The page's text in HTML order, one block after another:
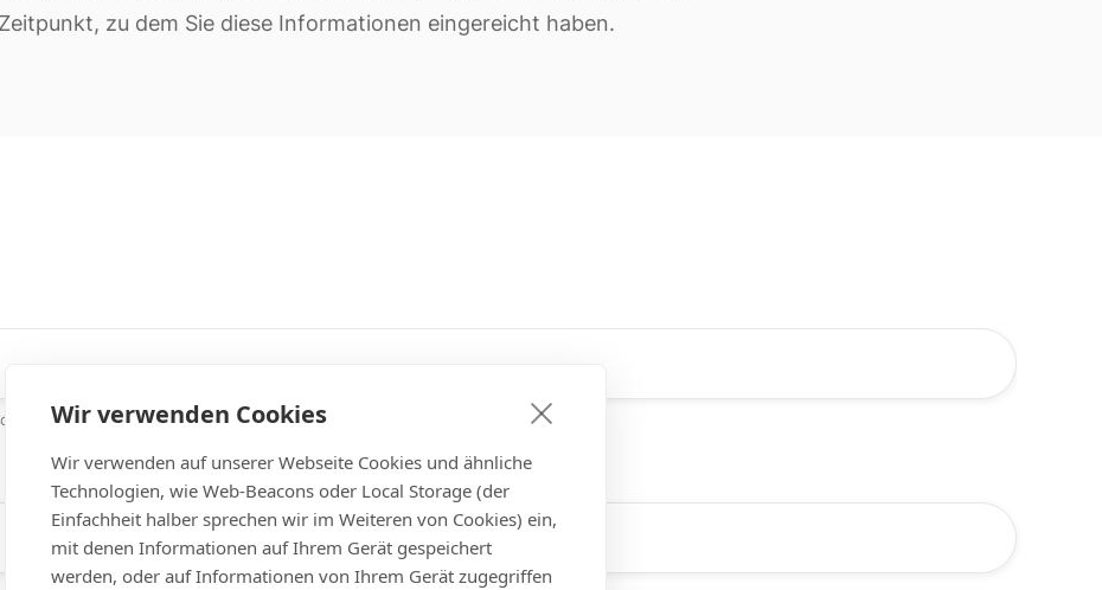
Zeitpunkt, zu dem Sie diese Informationen eingereicht haben.
Format ein: M-AB1234
Wir verwenden Cookies
Wir verwenden auf unserer Webseite Cookies und ähnliche
Technologien, wie Web-Beacons oder Local Storage (der
Einfachheit halber sprechen wir im Weiteren von Cookies) ein,
mit denen Informationen auf Ihrem Gerät gespeichert
werden, oder auf Informationen von Ihrem Gerät zugegriffen